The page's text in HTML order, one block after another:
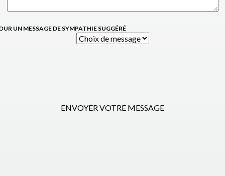
UN MESSAGE DE SYMPATHIE SUGGÉRÉ
ENVOYER VOTRE MESSAGE